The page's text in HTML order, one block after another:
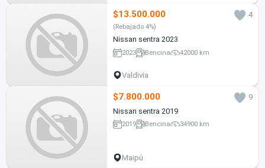
$13.500.000 4
(Rebajado 4%)
Nissan sentra 2023
2023 Bencina 42000 km
Valdivia
$7.800.000
9
Nissan sentra 2019
2019 Bencina 34900 km
Maipú